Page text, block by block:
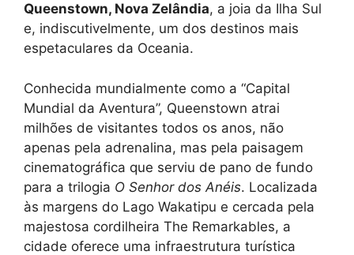
Queenstown, Nova Zelândia, a joia da Ilha Sul
e, indiscutivelmente, um dos destinos mais
espetaculares da Oceania.
Conhecida mundialmente como a “Capital
Mundial da Aventura”, Queenstown atrai
milhões de visitantes todos os anos, não
apenas pela adrenalina, mas pela paisagem
cinematográfica que serviu de pano de fundo
para a trilogia O Senhor dos Anéis. Localizada
às margens do Lago Wakatipu e cercada pela
majestosa cordilheira The Remarkables, a
cidade oferece uma infraestrutura turística